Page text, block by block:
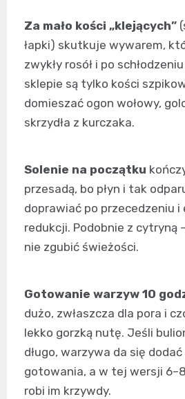
Za mało kości „klejących”
łapki) skutkuje wywarem,
zwykły rosół i po
sklepie są tylko kości
domieszać ogon wołowy,
skrzydła z kurczaka.
Solenie na początku
przesadą, bo płyn i tak
doprawiać po przecedzeniu
redukcji. Podobnie z cytryną
nie zgubić świeżości.
Gotowanie warzyw 10
dużo, zwłaszcza dla pora i
lekko gorzką nutę. Jeśli
długo, warzywa da się dodać
gotowania, a w tej wersji
robi im krzywdy.